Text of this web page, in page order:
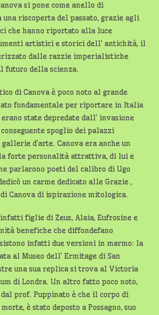
si pone come anello di
una riscoperta del passato, grazie agli
che hanno riportato alla luce
artistici e storici dell’ antichità, il
dalle razzie imperialistiche
futuro della scienza.
di Canova è poco noto al grande
fondamentale per riportare in Italia
state depredate dall’ invasione
spoglio dei palazzi
d’arte. Canova era anche un
forte personalità attrattiva, di lui e
parlarono poeti del calibro di Ugo
un carme dedicato alle Grazie ,
Canova di ispirazione mitologica.
figlie di Zeus, Alaia, Eufrosine e
benefiche che diffondefano
infatti due versioni in marmo: la
al Museo dell’ Ermitage di San
una sua replica si trova al Victoria
di Londra. Un altro fatto poco noto,
prof. Puppinato è che il corpo di
è stato deposto a Possagno, suo